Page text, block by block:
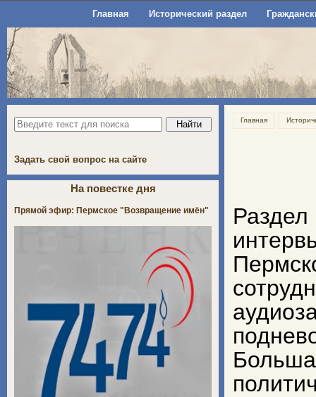
Главная Исторический раздел
Главная
Задать свой вопрос на сайте
На повестке дня
Прямой эфир: Пермское "Возвращение имён"